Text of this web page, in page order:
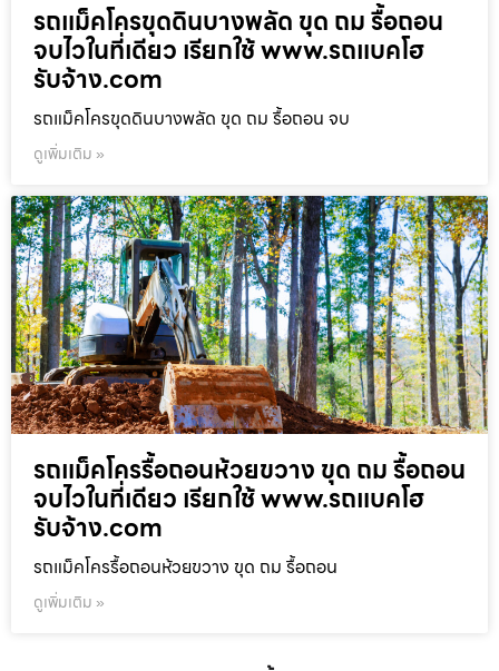
รถแม็คโครขุดดินบางพลัด ขุด ถม รื้อถอน
จบไวในที่เดียว เรียกใช้ www.รถแบคโฮ
รับจ้าง.com
รถแม็คโครขุดดินบางพลัด ขุด ถม รื้อถอน จบ
ดูเพิ่มเติม »
รถแม็คโครรื้อถอนห้วยขวาง ขุด ถม รื้อถอน
จบไวในที่เดียว เรียกใช้ www.รถแบคโฮ
รับจ้าง.com
รถแม็คโครรื้อถอนห้วยขวาง ขุด ถม รื้อถอน
ดูเพิ่มเติม »